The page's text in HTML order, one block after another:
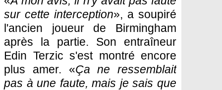
sur cette interception», a soupiré
l'ancien joueur de Birmingham
après la partie. Son entraîneur
Edin Terzic s'est montré encore
plus amer. «Ça ne ressemblait
pas à une faute, mais je sais que